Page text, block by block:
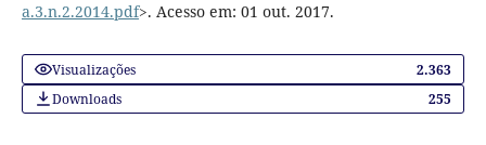
a.3.n.2.2014.pdf>. Acesso em: 01 out. 2017.
Visualizações
2.363
Downloads
255